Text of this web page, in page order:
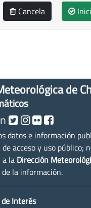
Cancela
de
datos e información
acceso y uso público;
la Dirección
la información.
Interés